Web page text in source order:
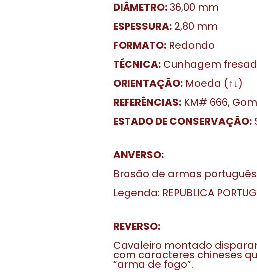
DIÂMETRO:36,00 mm
ESPESSURA:2,80 mm
FORMATO:Redondo
TÉCNICA:Cunhagem
ORIENTAÇÃO:Moeda (↑↓)
REFERÊNCIAS:KM# 666,
ESTADO DE CONSERVAÇÃO:
ANVERSO:
Brasão de armas
Legenda: REPUBLICA
REVERSO:
Cavaleiro montado
com caracteres chineses
“arma de fogo”.